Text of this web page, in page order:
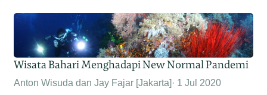
Wisata Bahari Menghadapi New Normal Pandemi
Anton Wisuda dan Jay Fajar [Jakarta] 1 Jul 2020